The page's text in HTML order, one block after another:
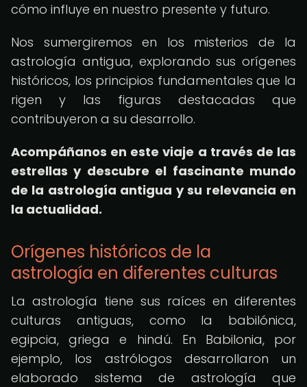
cómo influye en nuestro presente y futuro.
Nos sumergiremos en los misterios de la
astrología antigua, explorando sus orígenes
históricos, los principios fundamentales que la
rigen y las figuras destacadas que
contribuyeron a su desarrollo.
Acompáñanos en este viaje a través de las
estrellas y descubre el fascinante mundo
de la astrología antigua y su relevancia en
la actualidad.
Orígenes históricos de la
astrología en diferentes culturas
La astrología tiene sus raíces en diferentes
culturas antiguas, como la babilónica,
egipcia, griega e hindú. En Babilonia, por
ejemplo, los astrólogos desarrollaron un
elaborado sistema de astrología que